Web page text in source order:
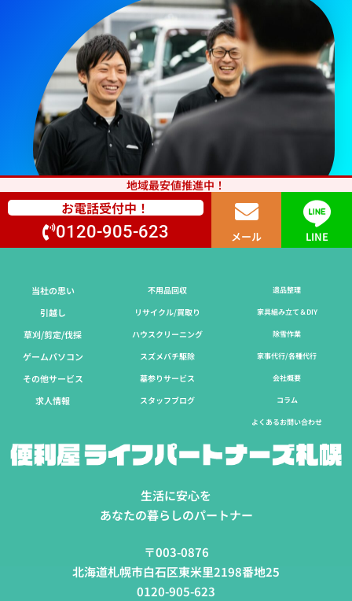
地域最安値推進中！
お電話受付中！
0120-905-623 メール LINE
当社の思い
引越し
草刈/剪定/伐採​
ゲームパソコン
その他サービス
求人情報
不用品回収
リサイクル/買取り
ハウスクリーニング
スズメバチ駆除
墓参りサービス
スタッフブログ
遺品整理
家具組み立て＆DIY
除雪作業
家事代行/各種代行
会社概要
コラム
よくあるお問い合わせ
生活に安心を
あなたの暮らしのパートナー
〒003-0876
北海道札幌市白石区東米里2198番地25
0120-905-623